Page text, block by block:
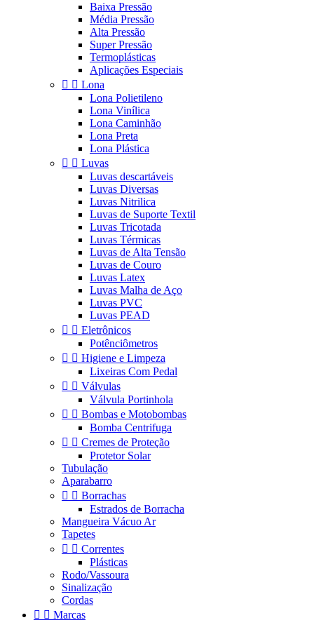
Baixa Pressão
Média Pressão
Alta Pressão
Super Pressão
Termoplásticas
Aplicações Especiais
  Lona
Lona Polietileno
Lona Vinílica
Lona Caminhão
Lona Preta
Lona Plástica
  Luvas
Luvas descartáveis
Luvas Diversas
Luvas Nitrilica
Luvas de Suporte Textil
Luvas Tricotada
Luvas Térmicas
Luvas de Alta Tensão
Luvas de Couro
Luvas Latex
Luvas Malha de Aço
Luvas PVC
Luvas PEAD
  Eletrônicos
Potênciômetros
  Higiene e Limpeza
Lixeiras Com Pedal
  Válvulas
Válvula Portinhola
  Bombas e Motobombas
Bomba Centrifuga
  Cremes de Proteção
Protetor Solar
Tubulação
Aparabarro
  Borrachas
Estrados de Borracha
Mangueira Vácuo Ar
Tapetes
  Correntes
Plásticas
Rodo/Vassoura
Sinalização
Cordas
  Marcas